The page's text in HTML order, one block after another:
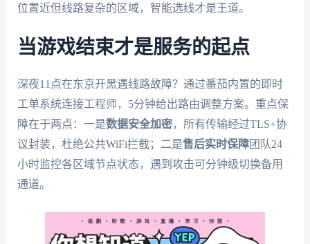
位置近但线路复杂的区域，智能选线才是王道。
当游戏结束才是服务的起点
深夜11点在东京开黑遇线路故障？通过番茄内置的即时
工单系统连接工程师，5分钟给出路由调整方案。重点保
障在于两点：一是数据安全加密，所有传输经过TLS+协
议封装，杜绝公共WiFi拦截；二是售后实时保障团队24
小时监控各区域节点状态，遇到攻击可分钟级切换备用
通道。